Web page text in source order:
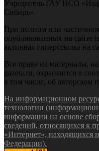
Учредитель ГАУ НСО
Сибирь»
При полном или
опубликованных на сайте
активная гиперссылка на
Все права на материалы,
gazeta.ru, охраняются в
в том числе, об авторском
На информационном
технологии
информации на основе
сведений, относящихся к
«Интернет», находящихся
Федерации).